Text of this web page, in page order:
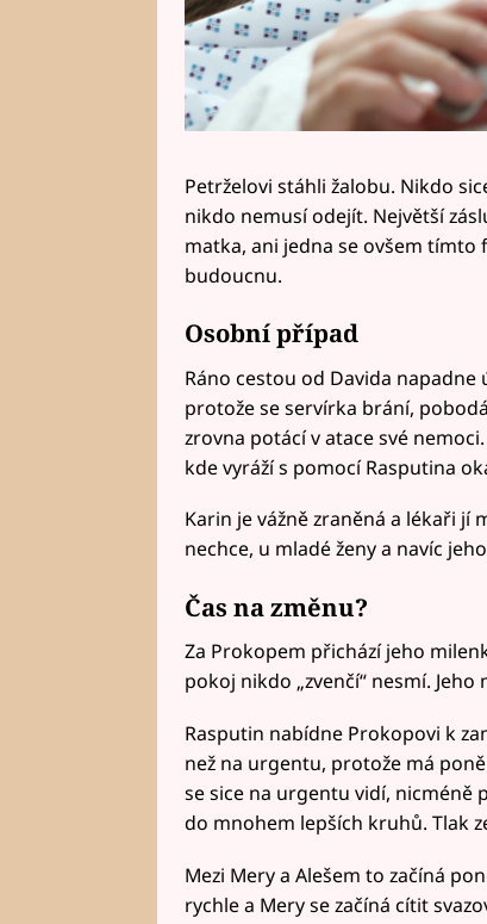
Petrželovi stáhli žalobu. Nikdo
nikdo nemusí odejít. Největší
matka, ani jedna se ovšem
budoucnu.
Osobní případ
Ráno cestou od Davida
protože se servírka brání,
zrovna potácí v atace své
kde vyráží s pomocí Rasputina
Karin je vážně zraněná a lékaři
nechce, u mladé ženy a navíc
Čas na změnu?
Za Prokopem přichází jeho
pokoj nikdo „zvenčí“ nesmí.
Rasputin nabídne Prokopovi k
než na urgentu, protože má
se sice na urgentu vidí, nicméně
do mnohem lepších kruhů. Tlak
Mezi Mery a Alešem to začíná
rychle a Mery se začíná cítit